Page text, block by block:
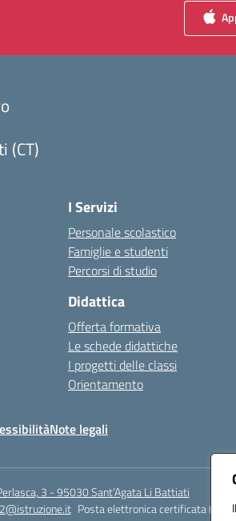
(CT)
I Servizi
Personale scolastico
Famiglie e studenti
Percorsi di studio
Didattica
Offerta formativa
Le schede didattiche
I progetti delle classi
Orientamento
Note legali
3 - 95030 Sant’Agata Li Battiati
Posta elettronica certificata (PEC):